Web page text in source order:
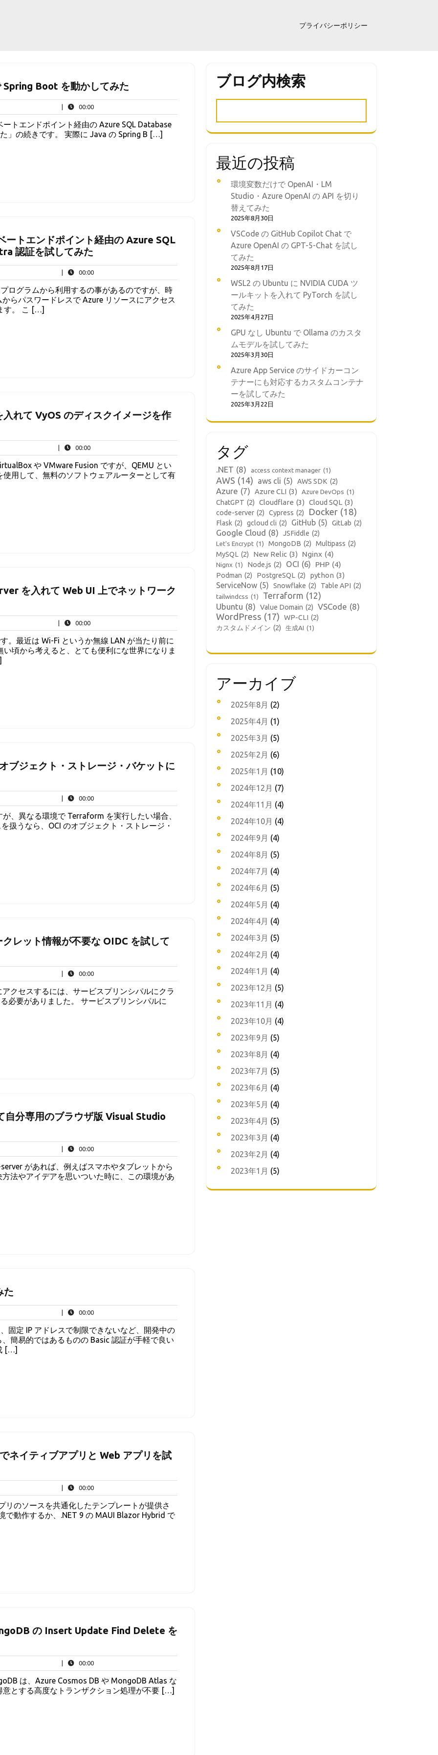
プライバシーポリシー
Boot を動かしてみた
00:0000:00
トエンドポイント経由の Azure SQL Database
」の続きです。 実際に Java の Spring B […]
トエンドポイント経由の Azure SQL
認証を試してみた
00:0000:00
ログラムから利用するの事があるのですが、時
らパスワードレスで Azure リソースにアクセス
す。 こ […]
れて VyOS のディスクイメージを作
00:0000:00
や VMware Fusion ですが、QEMU とい
用して、無料のソフトウェアルーターとして有
を入れて Web UI 上でネットワーク
00:0000:00
。最近は Wi-Fi というか無線 LAN が当たり前に
い頃から考えると、とても便利にな世界になりま
ジェクト・ストレージ・バケットに
00:0000:00
、異なる環境で Terraform を実行したい場合、
扱うなら、OCI のオブジェクト・ストレージ・
レット情報が不要な OIDC を試して
00:0000:00
クセスするには、サービスプリンシパルにクラ
必要がありました。 サービスプリンシパルに
分専用のブラウザ版 Visual Studio
00:0000:00
があれば、例えばスマホやタブレットから
法やアイデアを思いついた時に、この環境があ
た
00:0000:00
固定 IP アドレスで制限できないなど、開発中の
簡易的ではあるものの Basic 認証が手軽で良い
[…]
ネイティブアプリと Web アプリを試
00:0000:00
リのソースを共通化したテンプレートが提供さ
で動作するか、.NET 9 の MAUI Blazor Hybrid で
の Insert Update Find Delete を
00:0000:00
は、Azure Cosmos DB や MongoDB Atlas な
意とする高度なトランザクション処理が不要 […]
ブログ内検索
最近の投稿
環境変数だけで OpenAI・LM
Studio・Azure OpenAI の API を切り
替えてみた
2025年8月30日
VSCode の GitHub Copilot Chat で
Azure OpenAI の GPT-5-Chat を試し
てみた
2025年8月17日
WSL2 の Ubuntu に NVIDIA CUDA ツ
ールキットを入れて PyTorch を試し
てみた
2025年4月27日
GPU なし Ubuntu で Ollama のカスタ
ムモデルを試してみた
2025年3月30日
Azure App Service のサイドカーコン
テナーにも対応するカスタムコンテナ
ーを試してみた
2025年3月22日
タグ
.NET (8) access context manager (1)
AWS (14) aws cli (5) AWS SDK (2)
Azure (7) Azure CLI (3) Azure DevOps (1)
ChatGPT (2) Cloudflare (3) Cloud SQL (3)
code-server (2) Cypress (2) Docker (18)
Flask (2) gcloud cli (2) GitHub (5) GitLab (2)
Google Cloud (8) JSFiddle (2)
Let's Encrypt (1) MongoDB (2) Multipass (2)
MySQL (2) New Relic (3) Nginx (4)
Nignx (1) Node.js (2) OCI (6) PHP (4)
Podman (2) PostgreSQL (2) python (3)
ServiceNow (5) Snowflake (2) Table API (2)
tailwindcss (1) Terraform (12)
Ubuntu (8) Value Domain (2) VSCode (8)
WordPress (17) WP-CLI (2)
カスタムドメイン (2) 生成AI (1)
アーカイブ
2025年8月 (2)
2025年4月 (1)
2025年3月 (5)
2025年2月 (6)
2025年1月 (10)
2024年12月 (7)
2024年11月 (4)
2024年10月 (4)
2024年9月 (4)
2024年8月 (5)
2024年7月 (4)
2024年6月 (5)
2024年5月 (4)
2024年4月 (4)
2024年3月 (5)
2024年2月 (4)
2024年1月 (4)
2023年12月 (5)
2023年11月 (4)
2023年10月 (4)
2023年9月 (5)
2023年8月 (4)
2023年7月 (5)
2023年6月 (4)
2023年5月 (4)
2023年4月 (5)
2023年3月 (4)
2023年2月 (4)
2023年1月 (5)